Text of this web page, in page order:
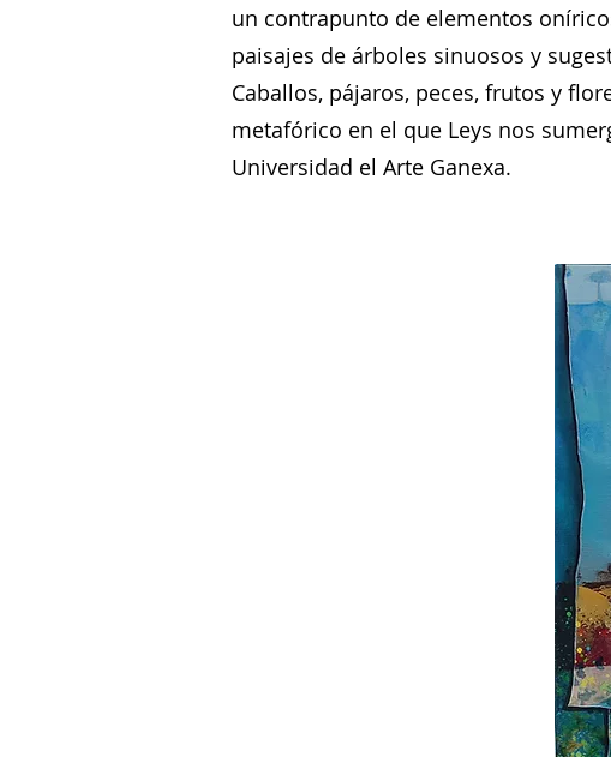
un contrapunto de elementos
paisajes de árboles sinuosos y
Caballos, pájaros, peces, frutos y
metafórico en el que Leys nos
Universidad el Arte Ganexa.